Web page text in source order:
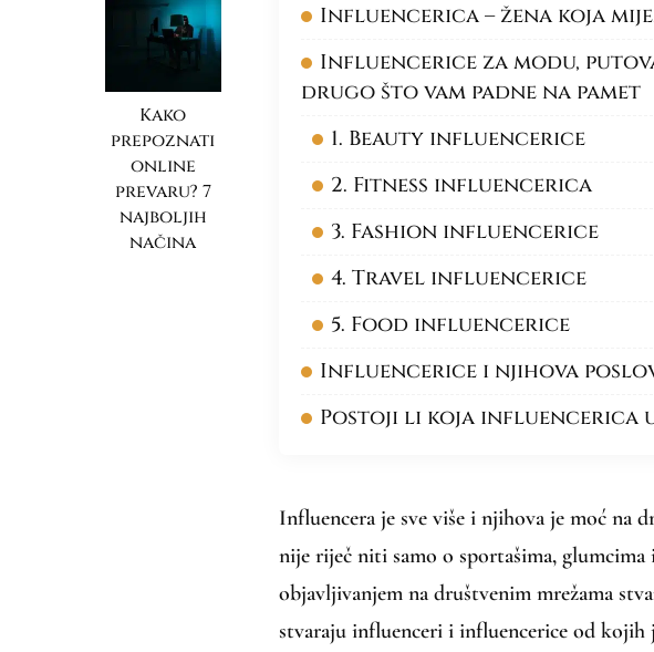
Kako
prepoznati
online
prevaru? 7
najboljih
načina
Influencerica – žena koja
Influencerice za modu,
drugo što vam padne na pamet
1. Beauty influencerice
2. Fitness influencerica
3. Fashion influencerice
4. Travel influencerice
5. Food influencerice
Influencerice i njihova
Postoji li koja influencerica
Influencera je sve više i njihova je moć na
nije riječ niti samo o sportašima,
objavljivanjem na društvenim mrežama
stvaraju influenceri i influencerice od kojih